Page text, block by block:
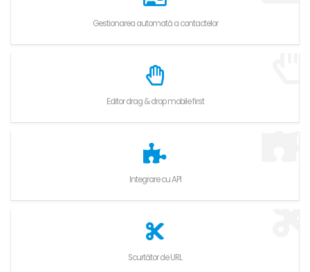
Gestionarea automată a contactelor
Editor drag & drop mobile first
Integrare cu API
Scurtător de URL